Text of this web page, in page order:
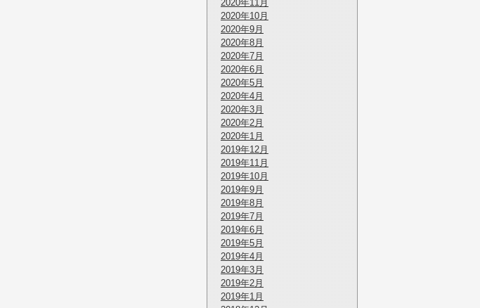
2020年11月
2020年10月
2020年9月
2020年8月
2020年7月
2020年6月
2020年5月
2020年4月
2020年3月
2020年2月
2020年1月
2019年12月
2019年11月
2019年10月
2019年9月
2019年8月
2019年7月
2019年6月
2019年5月
2019年4月
2019年3月
2019年2月
2019年1月